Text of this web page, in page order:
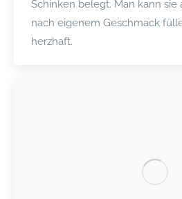
Schinken belegt. Man kann sie
nach eigenem Geschmack
herzhaft.